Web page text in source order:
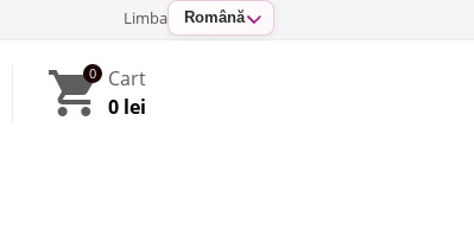
Limba Română
0
Cart
0 lei